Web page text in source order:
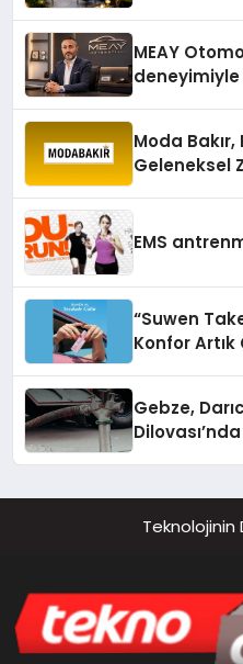
MEAY
Moda Bakır,
Geleneksel
EMS
“Suwen
Konfor
Gebze,
Teknolojinin